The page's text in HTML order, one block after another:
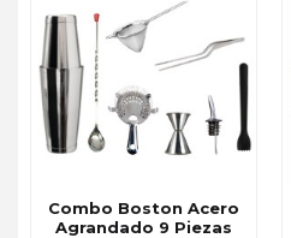
Combo Boston Acero
Agrandado 9 Piezas